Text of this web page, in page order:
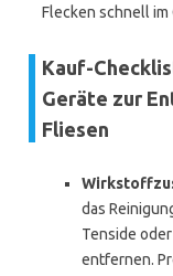
Flecken schnell im
Kauf-
Geräte zur
Fliesen
das
Tenside
entfernen.